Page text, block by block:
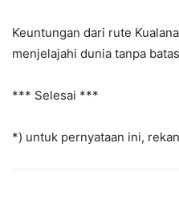
Keuntungan dari rute
menjelajahi dunia tanpa
*** Selesai ***
*) untuk pernyataan ini,